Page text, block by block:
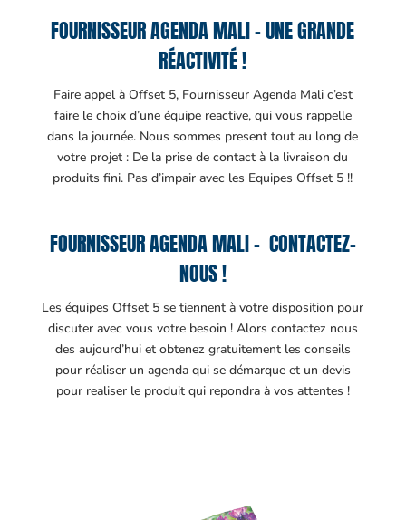
FOURNISSEUR AGENDA MALI – UNE GRANDE
RÉACTIVITÉ !
Faire appel à Offset 5, Fournisseur Agenda Mali c’est
faire le choix d’une équipe reactive, qui vous rappelle
dans la journée. Nous sommes present tout au long de
votre projet : De la prise de contact à la livraison du
produits fini. Pas d’impair avec les Equipes Offset 5 !!
FOURNISSEUR AGENDA MALI – CONTACTEZ-
NOUS !
Les équipes Offset 5 se tiennent à votre disposition pour
discuter avec vous votre besoin ! Alors contactez nous
des aujourd’hui et obtenez gratuitement les conseils
pour réaliser un agenda qui se démarque et un devis
pour realiser le produit qui repondra à vos attentes !